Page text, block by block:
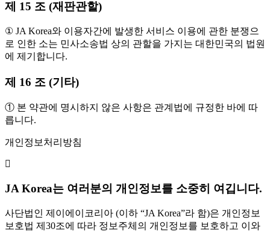
제 15 조 (재판관할)
① JA Korea와 이용자간에 발생한 서비스 이용에 관한 분쟁으
로 인한 소는 민사소송법 상의 관할을 가지는 대한민국의 법원
에 제기합니다.
제 16 조 (기타)
① 본 약관에 명시하지 않은 사항은 관계법에 규정한 바에 따
릅니다.
개인정보처리방침
JA Korea는 여러분의 개인정보를 소중히 여깁니다.
사단법인 제이에이코리아 (이하 “JA Korea”라 함)은 개인정보
보호법 제30조에 따라 정보주체의 개인정보를 보호하고 이와